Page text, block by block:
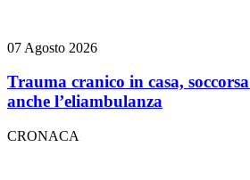
07 Agosto 2026
Trauma cranico in casa,
anche l’eliambulanza
CRONACA